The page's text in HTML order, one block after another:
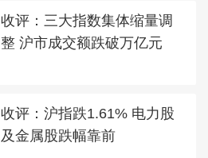
收评：三大指数集体缩量调
整 沪市成交额跌破万亿元
收评：沪指跌1.61% 电力股
及金属股跌幅靠前